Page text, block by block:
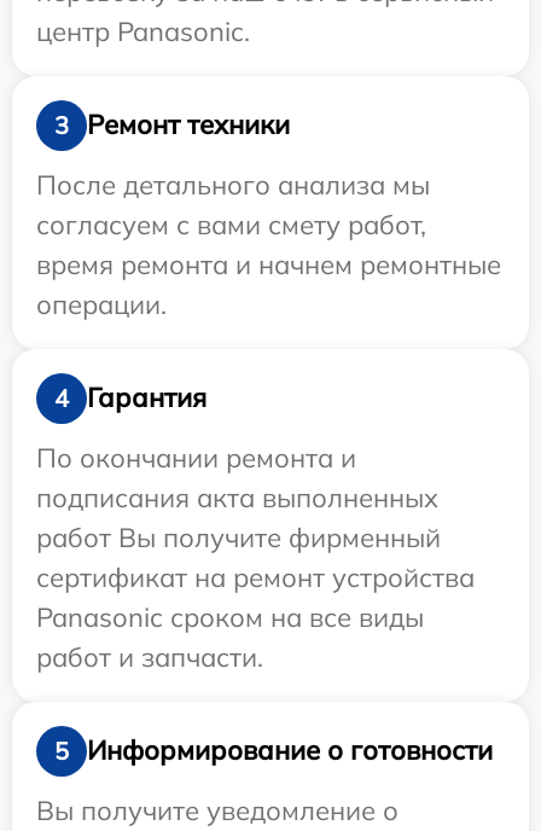
центр Panasonic.
3
Ремонт техники
После детального анализа мы
согласуем с вами смету работ,
время ремонта и начнем ремонтные
операции.
4
Гарантия
По окончании ремонта и
подписания акта выполненных
работ Вы получите фирменный
сертификат на ремонт устройства
Panasonic сроком на все виды
работ и запчасти.
5
Информирование о готовности
Вы получите уведомление о